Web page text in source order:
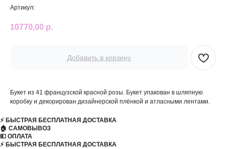
Артикул:
10770,00 р.
Добавить в корзину
Букет из 41 французской красной розы. Букет упакован в шляпную
коробку и декорирован дизайнерской плёнкой и атласными лентами.
⚡️ БЫСТРАЯ БЕСПЛАТНАЯ ДОСТАВКА
🏠 САМОВЫВОЗ
💵 ОПЛАТА
⚡️ БЫСТРАЯ БЕСПЛАТНАЯ ДОСТАВКА